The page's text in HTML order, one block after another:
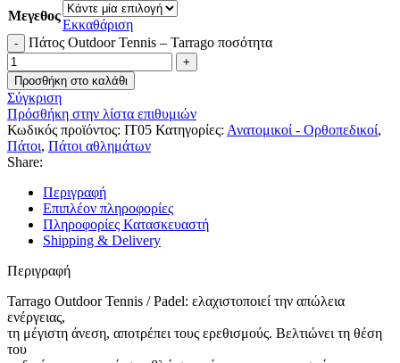
Μεγεθος
Εκκαθάριση
Πάτος Outdoor Tennis – Tarrago ποσότητα
Προσθήκη στο καλάθι
Σύγκριση
Πρόσθήκη στην λίστα επιθυμιών
Κωδικός προϊόντος: IT05 Κατηγορίες: Ανατομικοί - Ορθοπεδικοί,
Πάτοι, Πάτοι αθλημάτων
Share:
Περιγραφή
Επιπλέον πληροφορίες
Πληροφορίες Κατασκευαστή
Shipping & Delivery
Περιγραφή
Tarrago Outdoor Tennis / Padel: ελαχιστοποιεί την απώλεια
ενέργειας,
τη μέγιστη άνεση, αποτρέπει τους ερεθισμούς. Βελτιώνει τη θέση
του